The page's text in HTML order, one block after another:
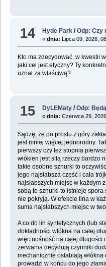
14 Hyde Park /Odp: Czy
«dnia: Lipca 09, 2026,
Kto ma zdecydować, w kwestii
jaki cel jest etyczny? Ty
uznał za właściwą?
15 DyLEMaty /Odp:
«dnia: Czerwca 29,
Sądzę, że po prostu z góry
jest mniej więcej jednorodny.
pierwszy czy też stopnia
włókien jest siłą rzeczy bardzo
takie osobne sznurki to
jego najsłabsza część i cała
najsłabszych miejsc w każdym
sobą te sznurki to istnieje spora
nie pokryją. W efekcie lina w
suma najsłabszych miejsc w
A co do lin syntetycznych (lub
dokładności włókna na całej
więc nośność na całej
zerwania decydują czynniki
mechanicznie osłabiają
prowadzi w końcu do jego